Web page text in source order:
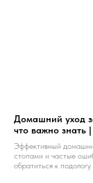
Домашний уход
что важно знать
Эффективный
стопами и частые
обратиться к